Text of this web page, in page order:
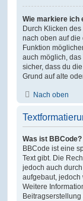
Wie markiere ich
Durch Klicken
nach oben auf die
Funktion
auch möglich,
sicher, dass du
Grund auf alte
Nach oben
Was ist BBCode?
BBCode ist eine
Text gibt. Die
jedoch auch
aufgebaut, jedoch
Weitere
Beitragserstellung